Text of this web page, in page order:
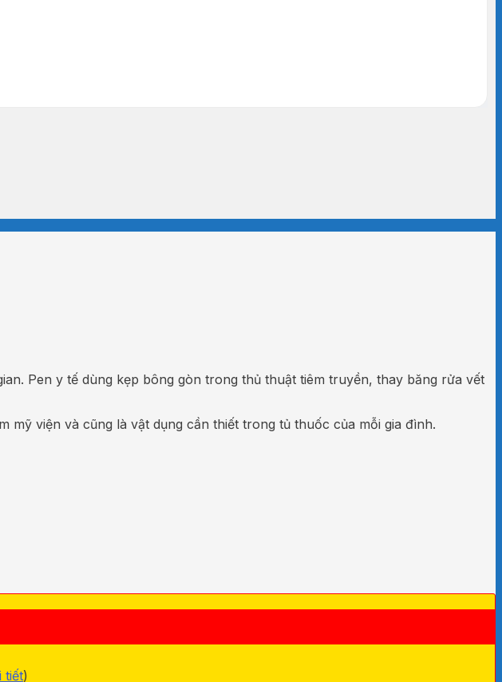
Pen y tế dùng kẹp bông gòn trong thủ thuật tiêm truyền, thay băng rửa vết
viện và cũng là vật dụng cần thiết trong tủ thuốc của mỗi gia đình.
tiết)